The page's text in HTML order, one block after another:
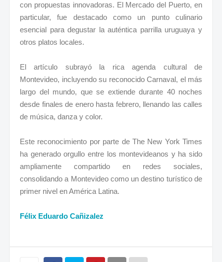
con propuestas innovadoras. El Mercado del Puerto, en
particular, fue destacado como un punto culinario
esencial para degustar la auténtica parrilla uruguaya y
otros platos locales.
El artículo subrayó la rica agenda cultural de
Montevideo, incluyendo su reconocido Carnaval, el más
largo del mundo, que se extiende durante 40 noches
desde finales de enero hasta febrero, llenando las calles
de música, danza y color.
Este reconocimiento por parte de The New York Times
ha generado orgullo entre los montevideanos y ha sido
ampliamente compartido en redes sociales,
consolidando a Montevideo como un destino turístico de
primer nivel en América Latina.
Félix Eduardo Cañizalez